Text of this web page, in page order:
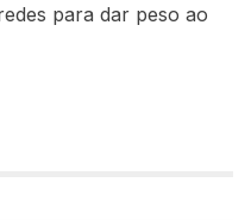
para dar peso ao